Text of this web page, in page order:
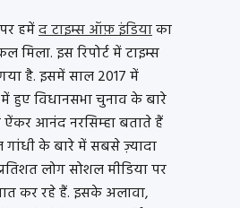
हमेंद टाइम्स ऑफ़ इंडियाका
मिला. इस रिपोर्ट में टाइम्स
है. इसमें साल 2017 में
हुए विधानसभा चुनाव के बारे
ऐंकर आनंद नरसिम्हा बताते हैं
गांधी के बारे में सबसे ज़्यादा
लोग सोशल मीडिया पर
कर रहे हैं. इसके अलावा,